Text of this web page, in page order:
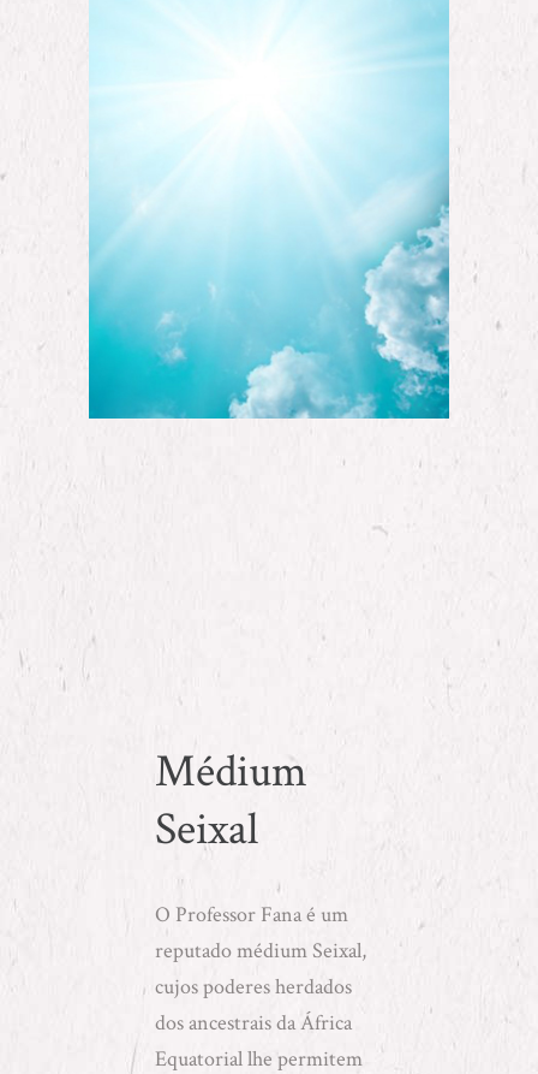
Médium
Seixal
O Professor Fanaé um
reputado médium Seixal,
cujos poderes herdados
dos ancestrais da África
Equatorial lhe permitem